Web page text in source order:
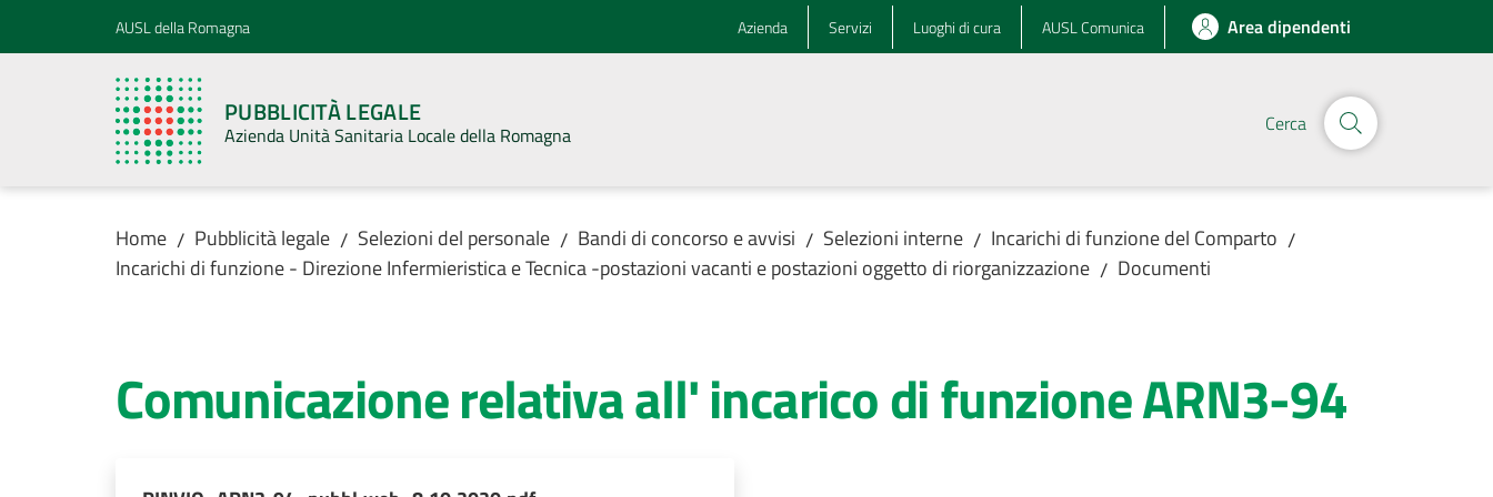
Vai al contenuto
Vai alla navigazioneAUSL della Romagna Azienda Servizi Luoghi di cura AUSL Comunica Area dipendenti
PUBBLICITÀ LEGALE
Azienda Unità Sanitaria Locale della Romagna Cerca
Home / Pubblicità legale / Selezioni del personale / Bandi di concorso e avvisi / Selezioni interne / Incarichi di funzione del Comparto /
Incarichi di funzione - Direzione Infermieristica e Tecnica -postazioni vacanti e postazioni oggetto di riorganizzazione / Documenti
Comunicazione relativa all' incarico di funzione ARN3-94